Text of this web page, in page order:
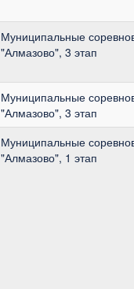
Муниципальные
"Алмазово", 3 этап
Муниципальные
"Алмазово", 3 этап
Муниципальные
"Алмазово", 1 этап